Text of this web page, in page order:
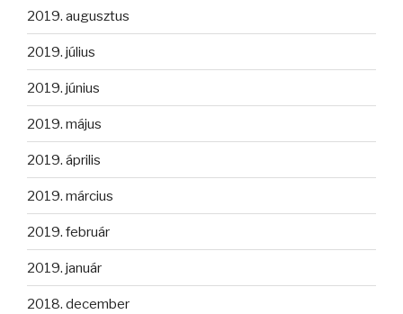
2019. augusztus
2019. július
2019. június
2019. május
2019. április
2019. március
2019. február
2019. január
2018. december